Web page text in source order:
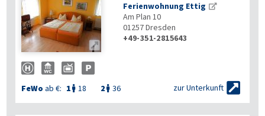

Ferienwohnung Ettig
Am Plan 10
01257Dresden
+49-351-2815643
FeWo ab €: 1  18 2  36 zur Unterkunft 